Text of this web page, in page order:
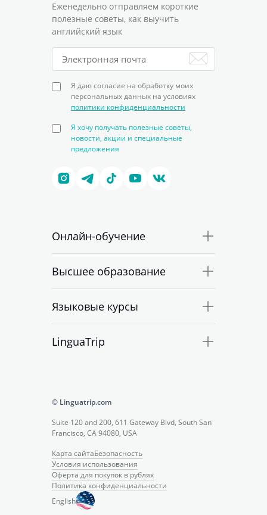
Еженедельно отправляем короткие
полезные советы, как выучить
английский язык
Я даю согласие на обработку моих
персональных данных на условиях
политики конфиденциальности
Я хочу получать полезные советы,
новости, акции и специальные
предложения
Онлайн-обучение
Высшее образование
Языковые курсы
LinguaTrip
© Linguatrip.com
Suite 120 and 200, 611 Gateway Blvd, South San
Francisco, CA 94080, USA
Карта сайтаБезопасность
Условия использования
Оферта для покупок в рублях
Политика конфиденциальности
English